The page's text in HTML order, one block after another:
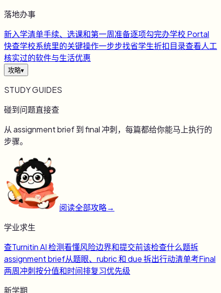
落地办事
新入学清单手续、选课和第一周准备逐项勾完办学校 Portal
快查学校系统里的关键操作一步步找省学生折扣目录查看人工
核实过的软件与生活优惠
攻略▾
STUDY GUIDES
碰到问题直接查
从 assignment brief 到 final 冲刺，每篇都给你能马上执行的
步骤。
阅读全部攻略→
学业求生
查Turnitin AI 检测看懂风险边界和提交前该检查什么题拆
assignment brief从题眼、rubric 和 due 拆出行动清单考Final
两周冲刺按分值和时间排复习优先级
新学期